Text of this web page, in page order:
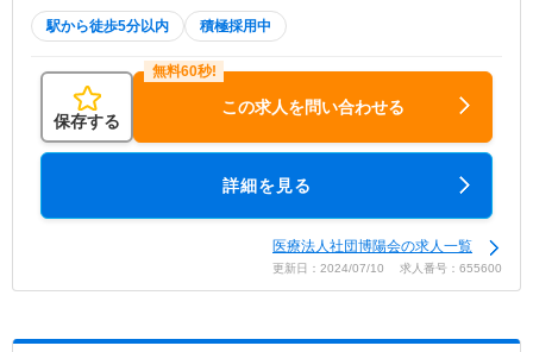
駅から徒歩5分以内 積極採用中
保存する
この求人を問い合わせる
詳細を見る
医療法人社団博陽会の求人一覧
更新日：2024/07/10 求人番号：655600